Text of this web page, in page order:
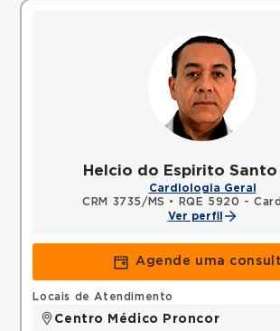
Helcio do Espirito
Cardiologia Geral
CRM 3735/MS •
RQE 5920 -
Ver perfil
Agende uma
Locais de Atendimento
Centro Médico Proncor